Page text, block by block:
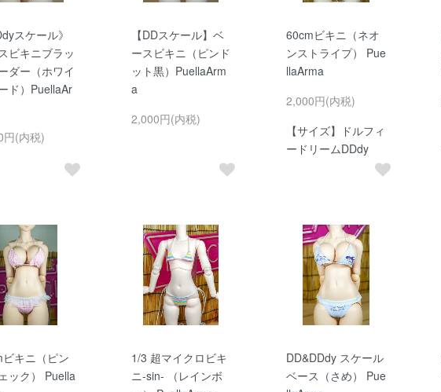
スケール》
ビキニブラッ
ダー（ホワイ
ド）PuellaAr
円(内税)
【DDスケール】ベ
ースビキニ（ピンド
ット黒）PuellaArm
a
2,000円(内税)
60cmビキニ（ネオ
ンストライプ） Pue
llaArma
2,000円(内税)
【サイズ】ドルフィ
ードリームDDdy
キニ（ピン
ック） Puella
1/3 超マイクロビキ
ニ-sin- （レインボ
DD&DDdy スケール
ベース（さめ） Pue